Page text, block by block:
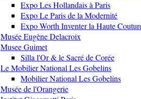
Expo Les Hollandais à Paris
Expo Le Paris de la Modernité
Expo Worth Inventer la Haute
Musée Eugène Delacroix
Musee Guimet
Silla l'Or & le Sacré de Corée
Le Mobilier National Les Gobelins
Mobilier National Les Gobelins
Musée de l'Orangerie